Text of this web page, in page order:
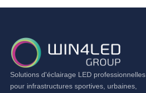
Solutions d'éclairage LED professionnelles
pour infrastructures sportives, urbaines,